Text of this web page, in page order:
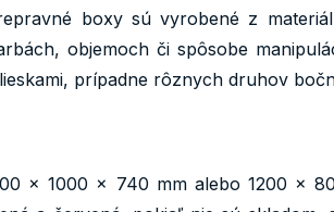
boxy sú vyrobené z
objemoch či spôsobe
prípadne rôznych druhov
x 1000 x 740 mm alebo 1200 x